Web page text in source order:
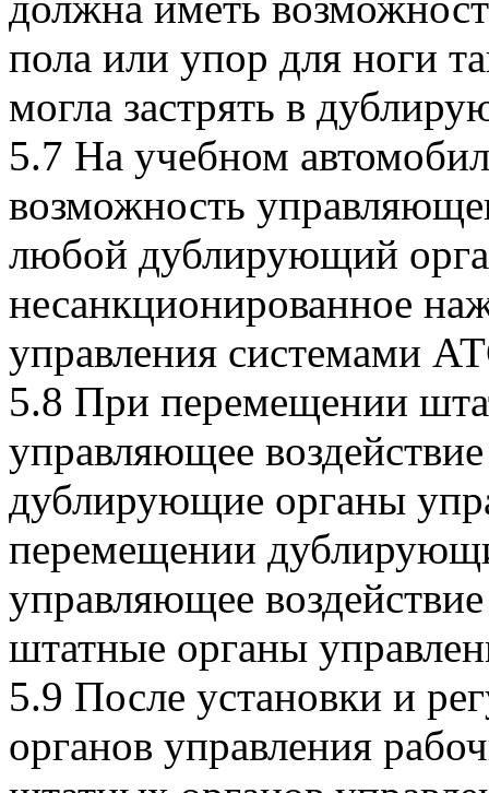
пола или упор для ноги
могла застрять в
5.7 На учебном
возможность
любой дублирующий
несанкционированное
управления системами
5.8 При перемещении
управляющее
дублирующие органы
перемещении
управляющее
штатные органы
5.9 После установки и
органов управления